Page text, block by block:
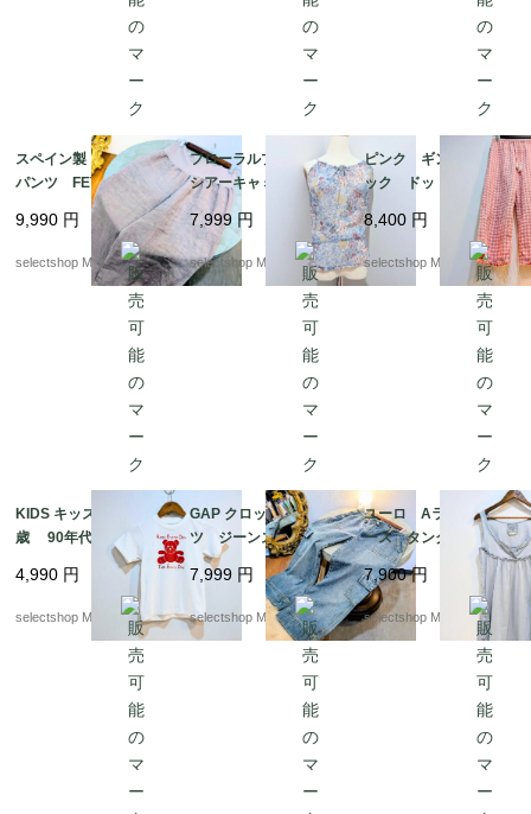
スペイン製 リネン
パンツ FETE ユニ
セックス パープル
ブラウン ピンク mi
x くすみカラー ハ
イウエスト ワイドレ
ッグ ワイドレッグ ゆ
ったりMサイズからL
9,990 円
selectshop Merci.
フローラルプリントの
シアーキャミ キャミソ
ール ボヘミアン く
すみブルー viscose
S-Mサイズ ユーロより
7,999 円
selectshop Merci.
ピンク ギンガムチェ
ック ドットデザイン
柄 フリル ワイドレ
ッグ クロップド コ
ットン パンツ タッ
セル SーMサイズ
8,400 円
selectshop Merci.
KIDS キッズ ５－６
歳 90年代ヴィンテー
ジ テディベア Tシャ
ツ ホワイト bear
コットン ユーロより
4,990 円
selectshop Merci.
GAP クロップド パン
ツ ジーンズ デニ
ム サイズL カー
ゴパンツ ブルー
7,999 円
selectshop Merci.
ユーロ Aライン レ
ース タンクトップ
くすみカラー 水色
実寸M（記載Sサイズ）
フリル ノースリーブ
NILE コットン
7,900円
selectshop Merci.